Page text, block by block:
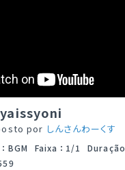
por しんさんわーくす
： BGM Faixa ： 1/1 Duração